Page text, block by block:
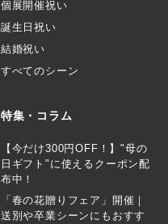
個展開催祝い
誕生日祝い
結婚祝い
すべてのシーン
特集・コラム
【今だけ300円OFF！】"母の
日ギフト"に使えるクーポン配
布中！
「春の花贈りフェア」開催｜
送別や卒業シーンにもおすす